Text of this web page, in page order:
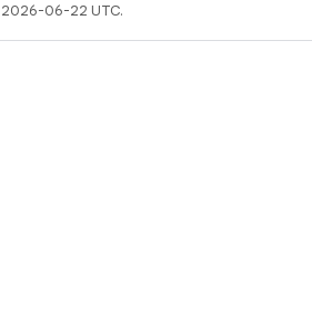
06-22 UTC.